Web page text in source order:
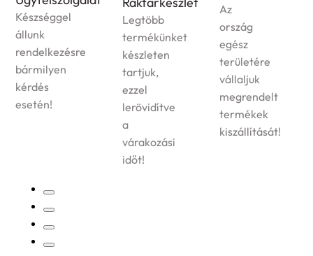
Készséggel
állunk
rendelkezésre
bármilyen
kérdés
esetén!
Legtöbb
termékünket
készleten
tartjuk,
ezzel
lerövidítve
a
várakozási
időt!
Az
ország
egész
területére
vállaljuk
megrendelt
termékek
kiszállítását!